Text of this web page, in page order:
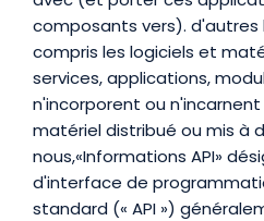
composants vers).
compris les logiciels et
services, applications,
n'incorporent ou
matériel distribué ou mis à
nous,«Informations API»
d'interface de
standard (« API »)